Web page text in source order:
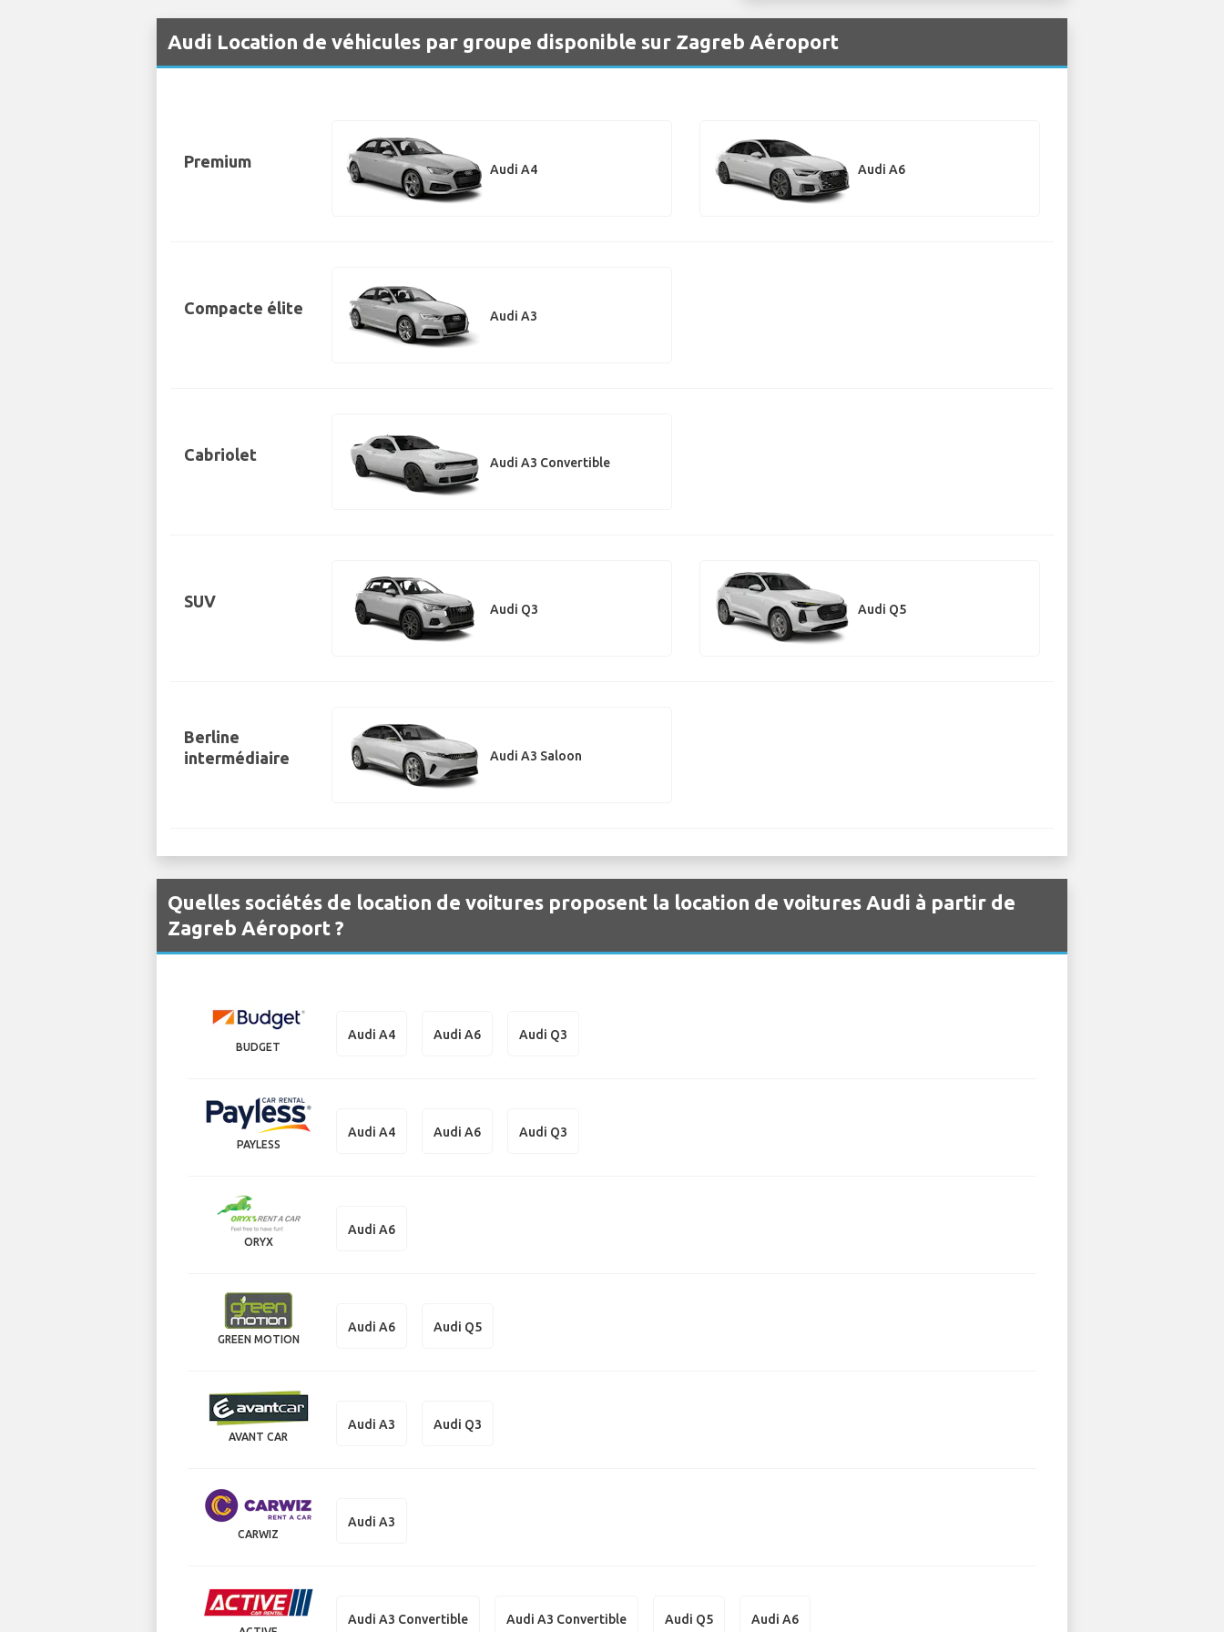
Audi Location de véhicules par groupe disponible sur Zagreb Aéroport
Premium Audi A4 Audi A6
Compacte élite Audi A3
Cabriolet Audi A3 Convertible
SUV Audi Q3 Audi Q5
Berline
intermédiaire
Audi A3 Saloon
Quelles sociétés de location de voitures proposent la location de voitures Audi à partir de
Zagreb Aéroport ?
BUDGET
Audi A4 Audi A6 Audi Q3
PAYLESS
Audi A4 Audi A6 Audi Q3
ORYX
Audi A6
GREEN MOTION
Audi A6 Audi Q5
AVANT CAR
Audi A3 Audi Q3
CARWIZ
Audi A3
Audi A3 Convertible Audi A3 Convertible Audi Q5 Audi A6